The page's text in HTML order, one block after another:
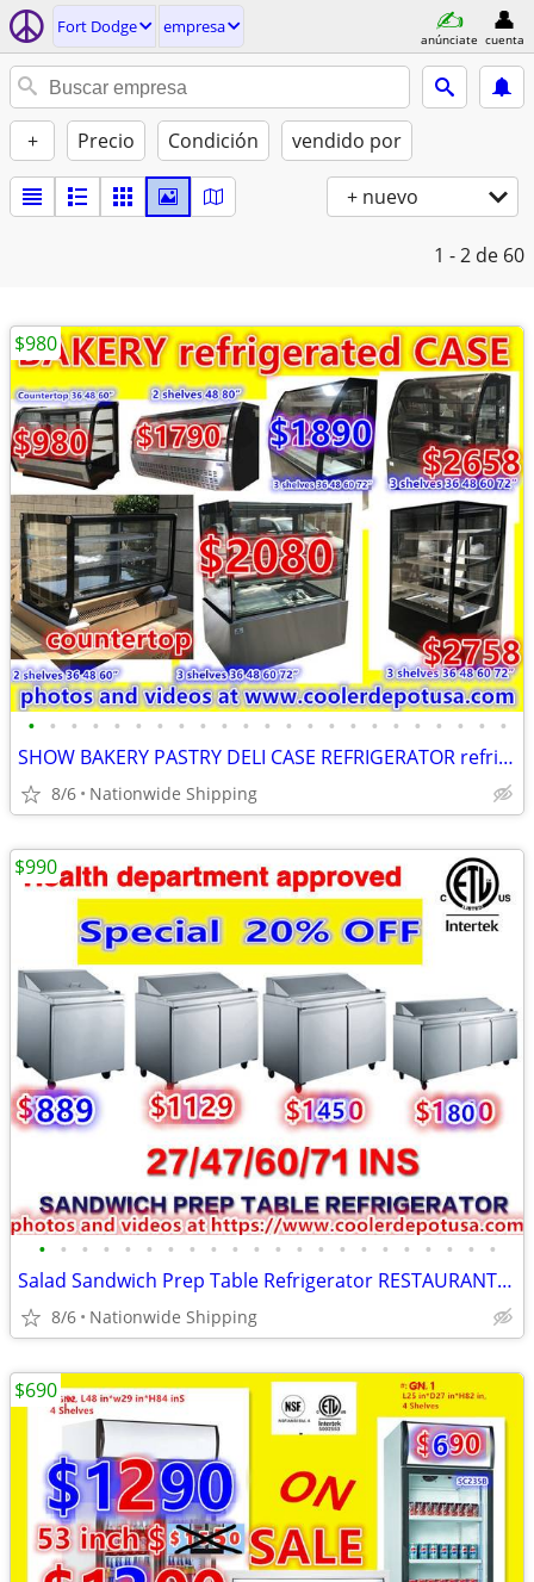
Fort Dodge empresa
anúnciate cuenta
+ Precio Condición vendido por
+ nuevo
1 - 2 de 60
• • • • • • • • • • • • • • • • • • • • • • •
SHOW BAKERY PASTRY DELI CASE REFRIGERATOR refrigerated RESTAURANT EQUI
8/6 Nationwide Shipping
$980
• • • • • • • • • • • • • • • • • • • • • •
Salad Sandwich Prep Table Refrigerator RESTAURANT EQUIPMENT
8/6 Nationwide Shipping
$990
$690